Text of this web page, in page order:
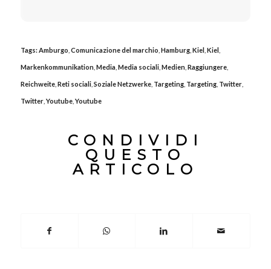
Tags:Amburgo Comunicazione del marchio Hamburg, Kiel Kiel
Markenkommunikation, Media, Media sociali, Medien, Raggiungere,
Reichweite, Reti sociali, Soziale Netzwerke, Targeting, Targeting, Twitter,
Twitter, Youtube, Youtube
CONDIVIDI
QUESTO
ARTICOLO